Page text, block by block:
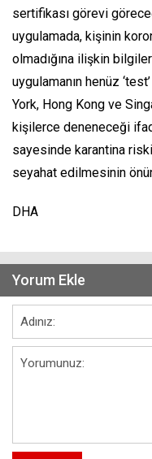
sertifikası görevi
uygulamada, kişinin
olmadığına ilişkin
uygulamanın henüz
York, Hong Kong ve
kişilerce deneneceği
sayesinde karantina
seyahat edilmesinin
DHA
Yorum Ekle